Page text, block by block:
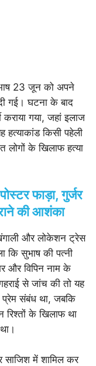
23 जून को अपने
गई। घटना के बाद
गया, जहां इलाज
हत्याकांड किसी पहेली
के खिलाफ हत्या
फाड़ा, गुर्जर
की आशंका
और लोकेशन ट्रेस
कि सुभाष की पत्नी
और विपिन नाम के
से जांच की तो यह
प्रेम संबंध था, जबकि
रिश्तों के खिलाफ था
साजिश में शामिल कर